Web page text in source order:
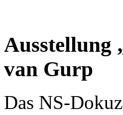
Ausstellung
van Gurp
Das NS-